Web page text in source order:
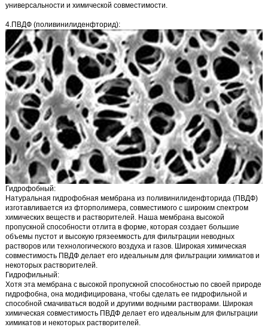
универсальности и химической совместимости.
4.ПВДФ (поливинилиденфторид):
Гидрофобный:
Натуральная гидрофобная мембрана из поливинилиденфторида (ПВДФ)
изготавливается из фторполимера, совместимого с широким спектром
химических веществ и растворителей. Наша мембрана высокой
пропускной способности отлита в форме, которая создает большие
объемы пустот и высокую грязеемкость для фильтрации неводных
растворов или технологического воздуха и газов. Широкая химическая
совместимость ПВДФ делает его идеальным для фильтрации химикатов и
некоторых растворителей.
Гидрофильный:
Хотя эта мембрана с высокой пропускной способностью по своей природе
гидрофобна, она модифицирована, чтобы сделать ее гидрофильной и
способной смачиваться водой и другими водными растворами. Широкая
химическая совместимость ПВДФ делает его идеальным для фильтрации
химикатов и некоторых растворителей.